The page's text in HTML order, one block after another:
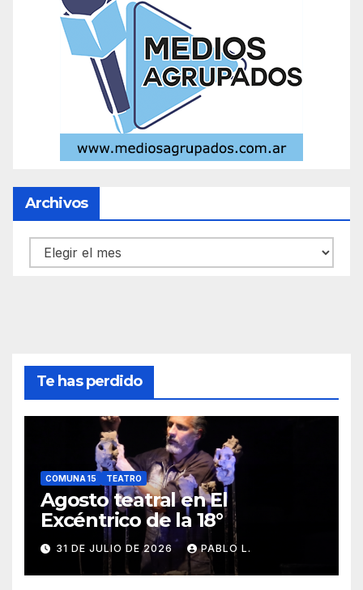
Archivos
Archivos
Te has perdido
COMUNA 15 TEATRO
Agosto teatral en El
Excéntrico de la 18°
31 DE JULIO DE 2026 PABLO L.